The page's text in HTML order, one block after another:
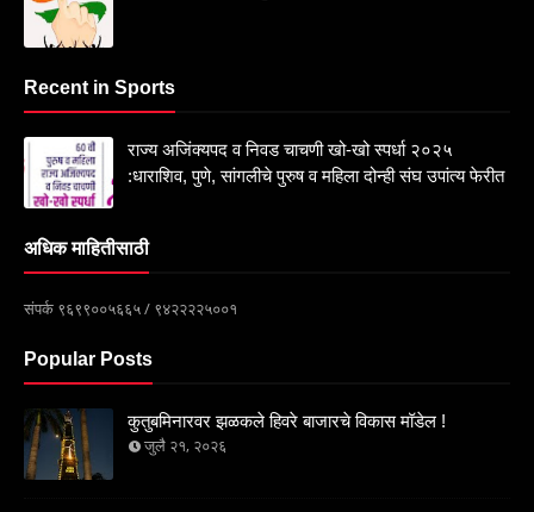
Recent in Sports
राज्य अजिंक्यपद व निवड चाचणी खो-खो स्पर्धा २०२५
:धाराशिव, पुणे, सांगलीचे पुरुष व महिला दोन्ही संघ उपांत्य फेरीत
अधिक माहितीसाठी
संपर्क ९६९९००५६६५ / ९४२२२२५००१
Popular Posts
कुतुबमिनारवर झळकले हिवरे बाजारचे विकास मॉडेल !
जुलै २१, २०२६